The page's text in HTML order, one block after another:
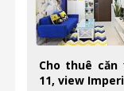
Cho thuê
11, view